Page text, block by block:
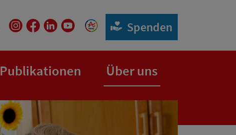
Spenden
Publikationen Über uns